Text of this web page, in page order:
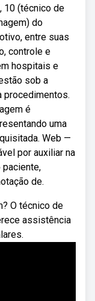
10 (técnico de
do
entre suas
controle e
hospitais e
sob a
procedimentos.
é
uma
Web —
por auxiliar na
de.
O técnico de
assistência